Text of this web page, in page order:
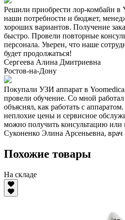
Решили приобрести лор-комбайн в
наши потребности и бюджет,
хороших вариантов. Получение
быстро. Провели повторные
персонала. Уверен, что наше
будет продолжаться!
Сергеева Алина Дмитриевна
Ростов-на-Дону
Покупали УЗИ аппарат в
провели обучение. Со мной
объяснял, как работать с
неплохие цены и сервисное
можно получить консультацию
Суконенко Элина Арсеньевна,
Похожие товары
На складе